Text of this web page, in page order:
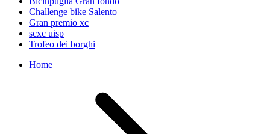
Challenge bike Salento
Gran premio xc
scxc uisp
Trofeo dei borghi
Home